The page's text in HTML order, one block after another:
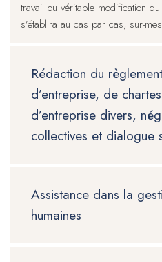
travail ou véritable modification
s’établira au cas par cas, sur-
Rédaction du
d’entreprise, de
d’entreprise divers,
collectives et dialogue
Assistance dans la
humaines